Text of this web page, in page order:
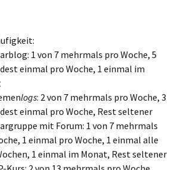
1 von 7 mehrmals pro Woche, 5
einmal pro Woche, 1 einmal im
logs: 2 von 7 mehrmals pro Woche, 3
einmal pro Woche, Rest seltener
mit Forum: 1 von 7 mehrmals
1 einmal pro Woche, 1 einmal alle
1 einmal im Monat, Rest seltener